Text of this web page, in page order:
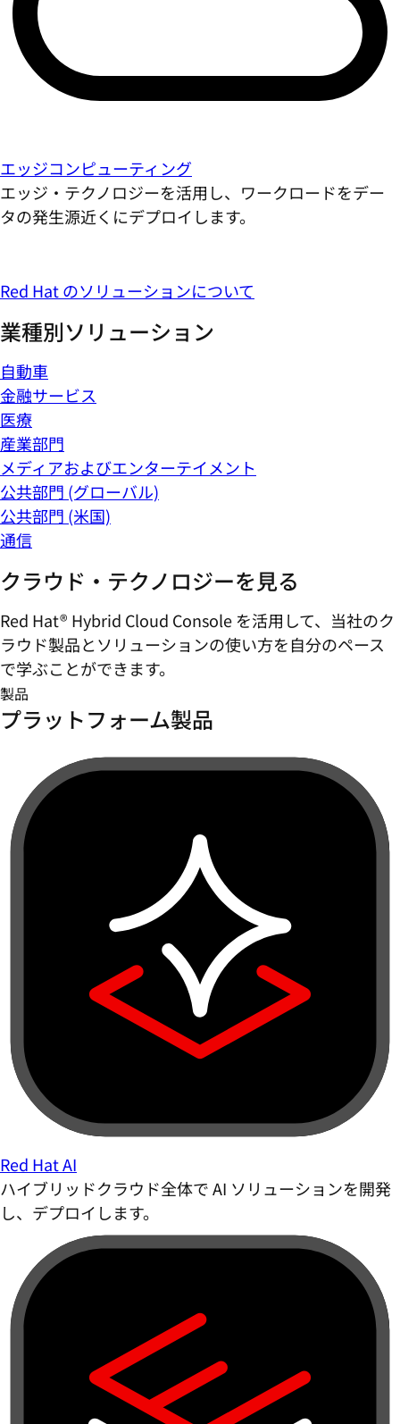
エッジコンピューティング
エッジ・テクノロジーを活用し、ワークロードをデー
タの発生源近くにデプロイします。
Red Hat のソリューションについて
業種別ソリューション
自動車
金融サービス
医療
産業部門
メディアおよびエンターテイメント
公共部門 (グローバル)
公共部門 (米国)
通信
クラウド・テクノロジーを見る
Red Hat® Hybrid Cloud Console を活用して、当社のク
ラウド製品とソリューションの使い方を自分のペース
で学ぶことができます。
製品
プラットフォーム製品
Red Hat AI
ハイブリッドクラウド全体で AI ソリューションを開発
し、デプロイします。